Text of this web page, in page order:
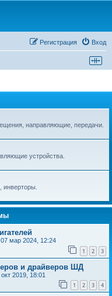
Вход
Регистрация
направляющие, передачи.
устройства.
инверторы.
07 мар 2024, 12:24
1 2 3
и драйверов ШД
2019, 18:01
1 2 3 4